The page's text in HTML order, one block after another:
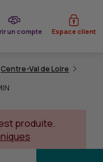
site
un compte
du CIC Espace client
Centre-Val de Loire
produite.